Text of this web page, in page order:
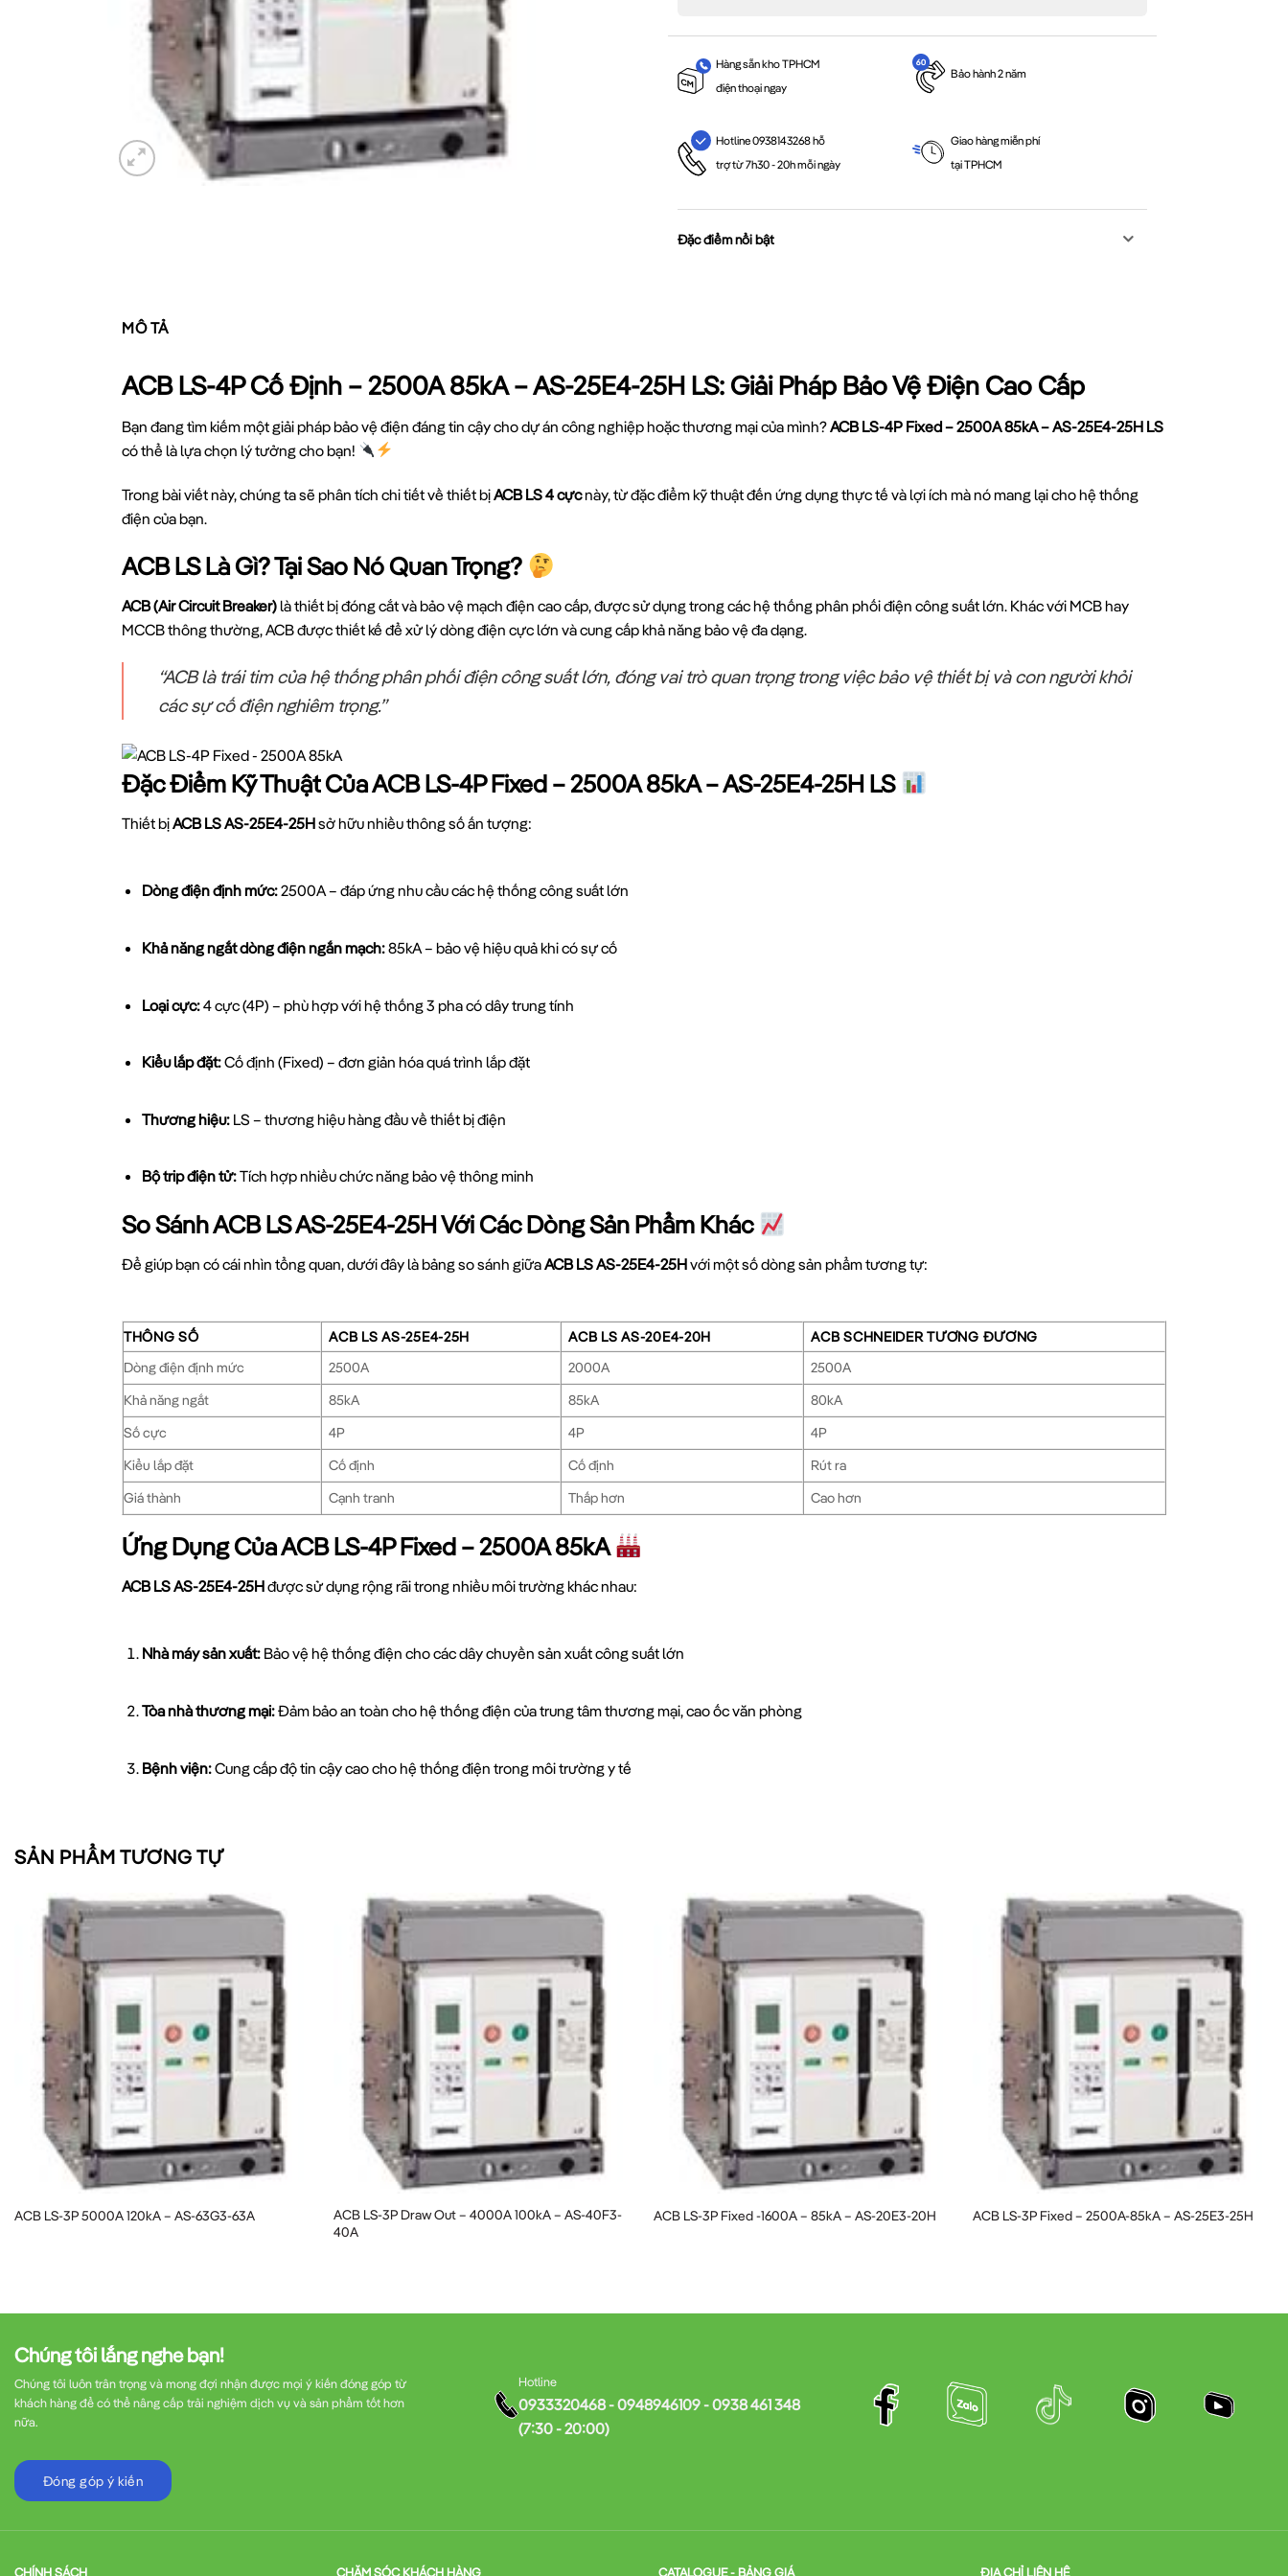
Hàng sẵn kho TPHCM
điện thoại ngay
Bảo hành 2 năm
Hotline 0938143268 hỗ
trợ từ 7h30 - 20h mỗi ngày
Giao hàng miễn phí
tại TPHCM
Đặc điểm nổi bật
MÔ TẢ
ACB LS-4P Cố Định – 2500A 85kA – AS-25E4-25H LS: Giải Pháp Bảo Vệ Điện Cao Cấp
Bạn đang tìm kiếm một giải pháp bảo vệ điện đáng tin cậy cho dự án công nghiệp hoặc thương mại của mình?ACB LS-4P Fixed – 2500A 85kA – AS-25E4-25H LS
có thể là lựa chọn lý tưởng cho bạn!
Trong bài viết này, chúng ta sẽ phân tích chi tiết về thiết bịACB LS 4 cựcnày, từ đặc điểm kỹ thuật đến ứng dụng thực tế và lợi ích mà nó mang lại cho hệ thống
điện của bạn.
ACB LS Là Gì? Tại Sao Nó Quan Trọng?
ACB (Air Circuit Breaker) là thiết bị đóng cắt và bảo vệ mạch điện cao cấp, được sử dụng trong các hệ thống phân phối điện công suất lớn. Khác với MCB hay
MCCB thông thường, ACB được thiết kế để xử lý dòng điện cực lớn và cung cấp khả năng bảo vệ đa dạng.
“ACB là trái tim của hệ thống phân phối điện công suất lớn, đóng vai trò quan trọng trong việc bảo vệ thiết bị và con người khỏi
các sự cố điện nghiêm trọng.”
Đặc Điểm Kỹ Thuật Của ACB LS-4P Fixed – 2500A 85kA – AS-25E4-25H LS
Thiết bịACB LS AS-25E4-25Hsở hữu nhiều thông số ấn tượng:
Dòng điện định mức:2500A – đáp ứng nhu cầu các hệ thống công suất lớn
Khả năng ngắt dòng điện ngắn mạch:85kA – bảo vệ hiệu quả khi có sự cố
Loại cực:4 cực (4P) – phù hợp với hệ thống 3 pha có dây trung tính
Kiểu lắp đặt:Cố định (Fixed) – đơn giản hóa quá trình lắp đặt
Thương hiệu:LS – thương hiệu hàng đầu về thiết bị điện
Bộ trip điện tử:Tích hợp nhiều chức năng bảo vệ thông minh
So Sánh ACB LS AS-25E4-25H Với Các Dòng Sản Phẩm Khác
Để giúp bạn có cái nhìn tổng quan, dưới đây là bảng so sánh giữaACB LS AS-25E4-25Hvới một số dòng sản phẩm tương tự:
THÔNG SỐ ACB LS AS-25E4-25H ACB LS AS-20E4-20H
ACB SCHNEIDER TƯƠNG ĐƯƠNG
Dòng điện định mức
2500A 2000A
2500A
Khả năng ngắt
85kA 85kA
80kA
Số cực
4P 4P
4P
Kiểu lắp đặt
Cố định Cố định
Rút ra
Giá thành
Cạnh tranh Thấp hơn Cao hơn
Ứng Dụng Của ACB LS-4P Fixed – 2500A 85kA
ACB LS AS-25E4-25Hđược sử dụng rộng rãi trong nhiều môi trường khác nhau:
Nhà máy sản xuất:Bảo vệ hệ thống điện cho các dây chuyền sản xuất công suất lớn
Tòa nhà thương mại:Đảm bảo an toàn cho hệ thống điện của trung tâm thương mại, cao ốc văn phòng
Bệnh viện:Cung cấp độ tin cậy cao cho hệ thống điện trong môi trường y tế
Lợi Ích Khi Sử Dụng ACB LS-4P AS-25E4-25H
Tại sao nên chọn ACB LS AS-25E4-25H cho dự án của bạn?
Độ tin cậy cao: Được sản xuất theo tiêu chuẩn nghiêm ngặt, đảm bảo hoạt động ổn định trong thời gian dài
Bảo vệ toàn diện: Tích hợp nhiều chức năng bảo vệ như quá tải, ngắn mạch, chạm đất, bảo vệ điện áp
Hiệu suất năng lượng:Giảm tổn thất điện năng, góp phần tiết kiệm chi phí vận hành
Thiết kế cố định (Fixed) giúp việc lắp đặt trở nên đơn giản và nhanh chóng
Việc lắp đặt ACB LS cần tuân thủ các quy trình sau để đảm bảo an toàn và hiệu quả:
Ngắt nguồn:
Lắp đặt ACB vào vị trí cố định trong tủ điện
SẢN PHẨM TƯƠNG TỰ
ACB LS-3P 5000A 120kA – AS-63G3-63A
ACB LS-3P Draw Out – 4000A 100kA – AS-40F3-
40A
ACB LS-3P Fixed -1600A – 85kA – AS-20E3-20H ACB LS-3P Fixed – 2500A-85kA – AS-25E3-25H
Chúng tôi lắng nghe bạn!
Chúng tôi luôn trân trọng và mong đợi nhận được mọi ý kiến đóng góp từ
khách hàng để có thể nâng cấp trải nghiệm dịch vụ và sản phẩm tốt hơn
nữa.
Đóng góp ý kiến
Hotline
0933320468 - 0948946109 - 0938 461 348
(7:30 - 20:00)
CHÍNH SÁCH CHĂM SÓC KHÁCH HÀNG CATALOGUE - BẢNG GIÁ ĐỊA CHỈ LIÊN HỆ